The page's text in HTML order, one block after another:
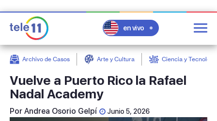
en vivo
Archivo de Casos Arte y Cultura Ciencia y
Vuelve a Puerto Rico la Rafael
Nadal Academy
Por Andrea Osorio Gelpí Junio 5, 2026
post